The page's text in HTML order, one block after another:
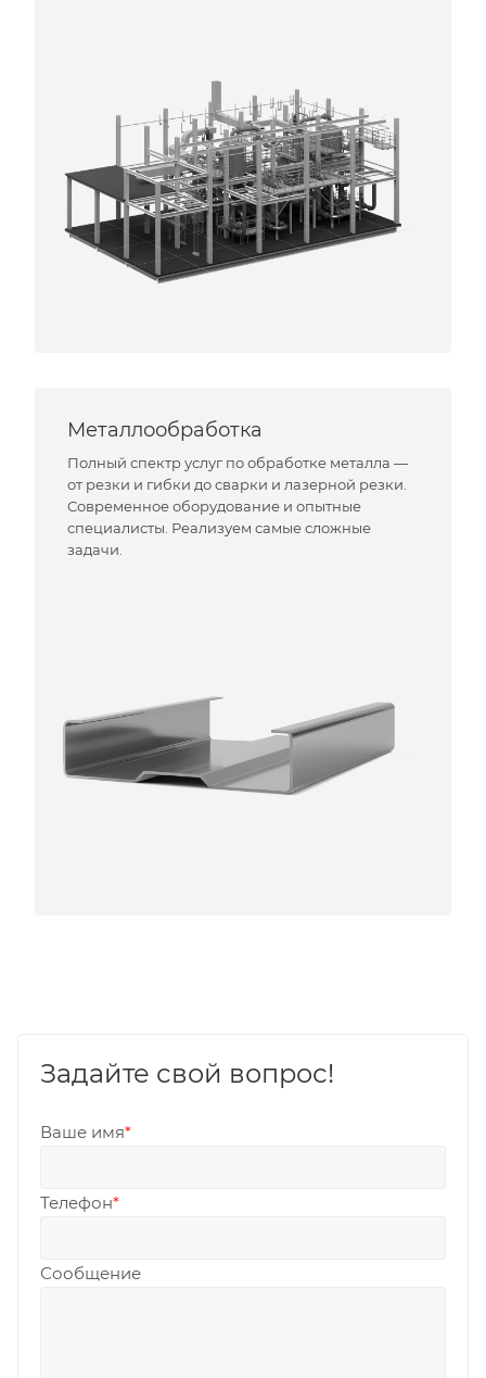
Металлообработка
Полный спектр услуг по обработке металла —
от резки и гибки до сварки и лазерной резки.
Современное оборудование и опытные
специалисты. Реализуем самые сложные
задачи.
Задайте свой вопрос!
Ваше имя*
Телефон*
Сообщение